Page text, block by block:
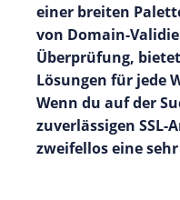
einer breiten
von Domain-
Überprüfung,
Lösungen für jede
Wenn du auf der
zuverlässigen
zweifellos eine